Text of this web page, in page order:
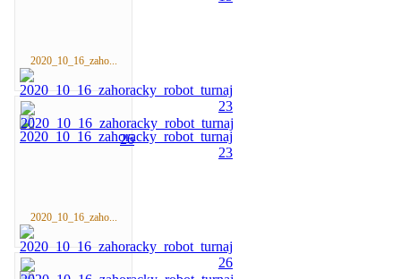
2020_10_16_zaho...
2020_10_16_zaho...